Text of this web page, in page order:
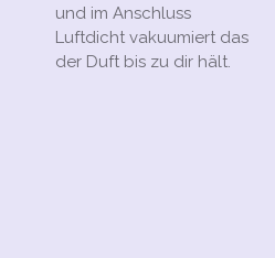
und im Anschluss
Luftdicht vakuumiert das
der Duft bis zu dir hält.